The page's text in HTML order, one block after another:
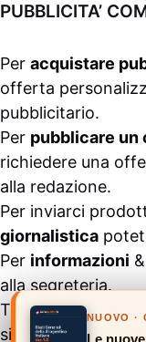
PUBBLICITA’
Per acquistare
offerta
pubblicitario.
Per pubblicare un
richiedere una
alla redazione.
Per inviarci
giornalistica
Per informazioni &
allasegreteria.
Tutti i contenuti
sito
NUOVO ·
Le